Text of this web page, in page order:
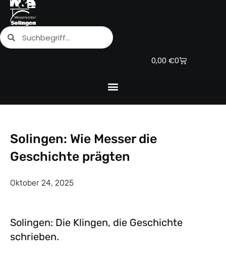
Zum
Inhalt
springen
SucheSuche
0,00 €0
Warenkorb
Solingen: Wie Messer die
Geschichte prägten
Oktober 24, 2025
Solingen: Die Klingen, die Geschichte
schrieben.